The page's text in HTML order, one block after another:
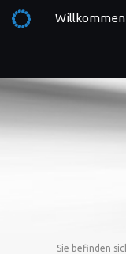
Willkommen
Sie befinden